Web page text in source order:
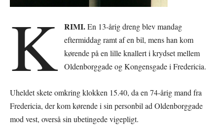
K RIMI.En 13-årig dreng blev mandag
eftermiddag ramt af en bil, mens han kom
kørende på en lille knallert i krydset mellem
Oldenborggade og Kongensgade i Fredericia.
Uheldet skete omkring klokken 15.40, da en 74-årig mand fra
Fredericia, der kom kørende i sin personbil ad Oldenborggade
mod vest, overså sin ubetingede vigepligt.